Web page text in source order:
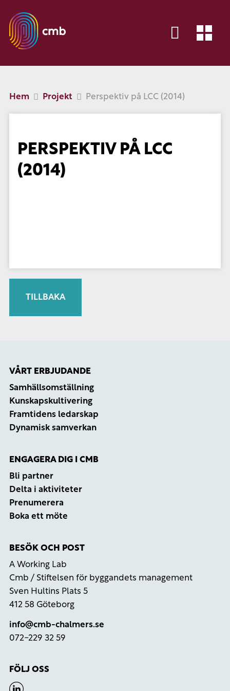
Hem Projekt Perspektiv på LCC (2014)
PERSPEKTIV PÅ LCC
(2014)
TILLBAKA
VÅRT ERBJUDANDE
Samhällsomställning
Kunskapskultivering
Framtidens ledarskap
Dynamisk samverkan
ENGAGERA DIG I CMB
Bli partner
Delta i aktiviteter
Prenumerera
Boka ett möte
BESÖK OCH POST
A Working Lab
Cmb / Stiftelsen för byggandets management
Sven Hultins Plats 5
412 58 Göteborg
info@cmb-chalmers.se
072-229 32 59
FÖLJ OSS